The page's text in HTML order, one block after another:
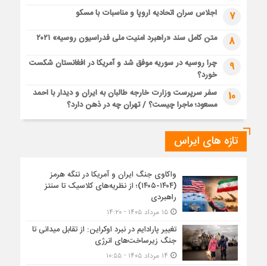
7 اجلاس سران اتحادیه اروپا و مناسبات با مسکو
8 متن کامل سند «راهبرد امنیت ملی فدراسیون روسیه» ۲۰۲۱
9
چرا روسیه در سوریه موفق شد و آمریکا در افغانستان شکست
خورد؟
10
سفر سرپرست وزارت خارجه طالبان به ایران و دیدار با احمد
مسعود؛ ماجرا چیست؟ / تهران چه در ذهن دارد؟
تازه های ایراس
واکاوی جنگ ایران و آمریکا در تنگه هرمز
(۱۴۰۴-۱۴۰۵)؛ از نظریه‌های کلاسیک تا سنتز
راهبردی
۱۵ مرداد ۱۴۰۵ - ۱۴:۲۰
تغییر پارادایم در نبرد اوکراین: از تقابل میدانی تا
جنگ زیرساخت‌های انرژی